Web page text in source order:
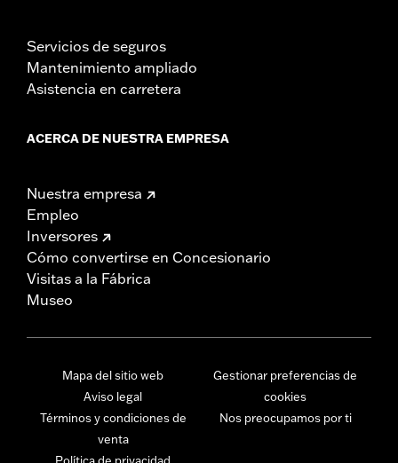
Servicios de seguros
Mantenimiento ampliado
Asistencia en carretera
ACERCA DE NUESTRA EMPRESA
Nuestra empresa
Empleo
Inversores
Cómo convertirse en Concesionario
Visitas a la Fábrica
Museo
Mapa del sitio web
Aviso legal
Términos y condiciones de
venta
Política de privacidad
Gestionar preferencias de
cookies
Nos preocupamos por ti